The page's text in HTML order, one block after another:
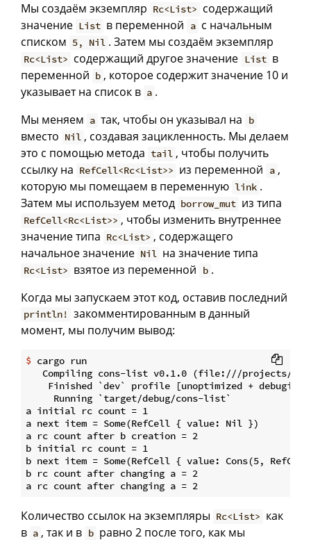
Мы создаём экземпляр Rc<List> содержащий
значение List в переменной a с начальным
списком 5, Nil . Затем мы создаём экземпляр
Rc<List> содержащий другое значение List в
переменной b , которое содержит значение 10 и
указывает на список в a .
Мы меняем a так, чтобы он указывал на b
вместо Nil , создавая зацикленность. Мы делаем
это с помощью метода tail , чтобы получить
ссылку на RefCell<Rc<List>> из переменной a ,
которую мы помещаем в переменную link .
Затем мы используем метод borrow_mut из типа
RefCell<Rc<List>> , чтобы изменить внутреннее
значение типа Rc<List> , содержащего
начальное значение Nil на значение типа
Rc<List> взятое из переменной b .
Когда мы запускаем этот код, оставив последний
println! закомментированным в данный
момент, мы получим вывод:
$ cargo run
Compiling cons-list v0.1.0 (file:///projects/
Finished `dev` profile [unoptimized +
     Running `target/debug/cons-list`
a initial rc count = 1
a next item = Some(RefCell { value: Nil })
a rc count after b creation = 2
b initial rc count = 1
b next item = Some(RefCell { value: Cons(5,
b rc count after changing a = 2
Количество ссылок на экземпляры Rc<List> как
в a , так и в b равно 2 после того, как мы